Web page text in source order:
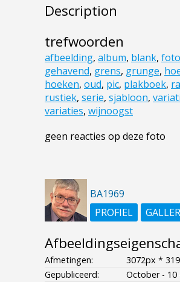
Description
trefwoorden
afbeelding, album, blank, foto
gehavend, grens, grunge,
hoeken, oud, pic, plakboek,
rustiek, serie, sjabloon,
variaties, wijnoogst
geen reacties op deze foto
BA1969
PROFIEL
Afmetingen:
3072px *
Gepubliceerd:
October - 10